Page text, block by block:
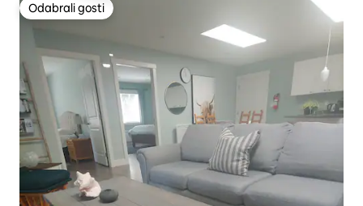
Odabrali gosti
Odabrali gosti